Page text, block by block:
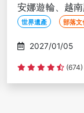
安娜遊輪、越
酒店<無購物含
世界遺產 部落文
2027/01/05
(674)